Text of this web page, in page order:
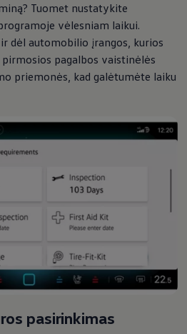
Tuomet nustatykite
vėlesniam laikui.
dėl automobilio įrangos, kurios
pagalbos vaistinėlės
priemonės, kad galėtumėte laiku
pasirinkimas